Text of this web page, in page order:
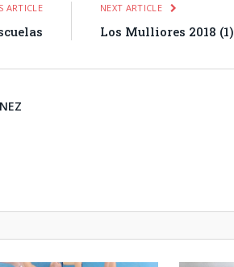
ARTICLE NEXT ARTICLE
Los Mulliores 2018 (1)